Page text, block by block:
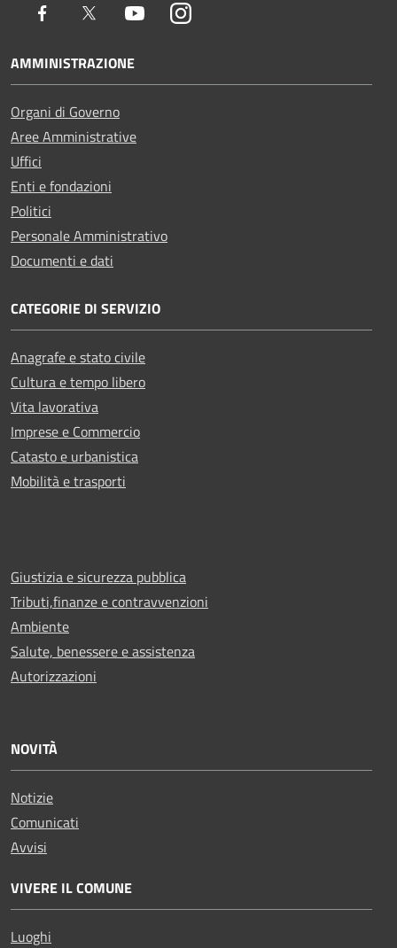
Facebook Twitter YoutubeInstagram
AMMINISTRAZIONE
Organi di Governo
Aree Amministrative
Uffici
Enti e fondazioni
Politici
Personale Amministrativo
Documenti e dati
CATEGORIE DI SERVIZIO
Anagrafe e stato civile
Cultura e tempo libero
Vita lavorativa
Imprese e Commercio
Catasto e urbanistica
Mobilità e trasporti
Giustizia e sicurezza pubblica
Tributi,finanze e contravvenzioni
Ambiente
Salute, benessere e assistenza
Autorizzazioni
NOVITÀ
Notizie
Comunicati
Avvisi
VIVERE IL COMUNE
Luoghi